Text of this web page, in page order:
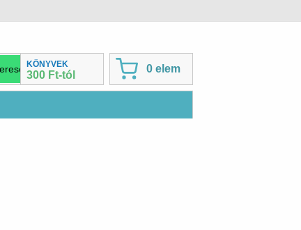
KÖNYVEK
300 Ft-tól
0 elem